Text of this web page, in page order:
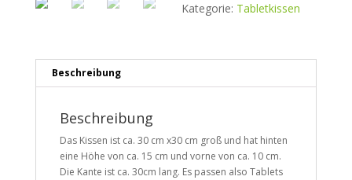
Kategorie: Tabletkissen
Beschreibung
Beschreibung
Das Kissen ist ca. 30 cm x30 cm groß und hat hinten
eine Höhe von ca. 15 cm und vorne von ca. 10 cm.
Die Kante ist ca. 30cm lang. Es passen also Tablets